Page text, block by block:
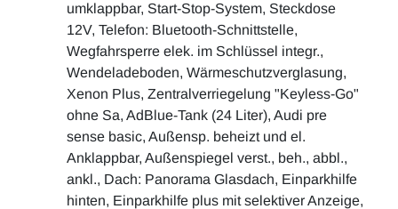
umklappbar, Start-Stop-System, Steckdose
12V, Telefon: Bluetooth-Schnittstelle,
Wegfahrsperre elek. im Schlüssel integr.,
Wendeladeboden, Wärmeschutzverglasung,
Xenon Plus, Zentralverriegelung "Keyless-Go"
ohne Sa, AdBlue-Tank (24 Liter), Audi pre
sense basic, Außensp. beheizt und el.
Anklappbar, Außenspiegel verst., beh., abbl.,
ankl., Dach: Panorama Glasdach, Einparkhilfe
hinten, Einparkhilfe plus mit selektiver Anzeige,